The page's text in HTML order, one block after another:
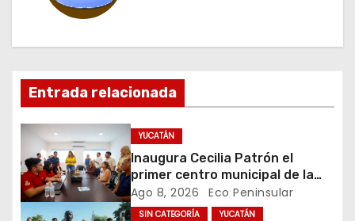
c
i
ó
n
d
Entrada relacionada
YUCATÁN
Inaugura Cecilia Patrón el
primer centro municipal de la
juventud en la historia de
Mérida
Ago 8, 2026 Eco Peninsular
SIN CATEGORÍA YUCATÁN